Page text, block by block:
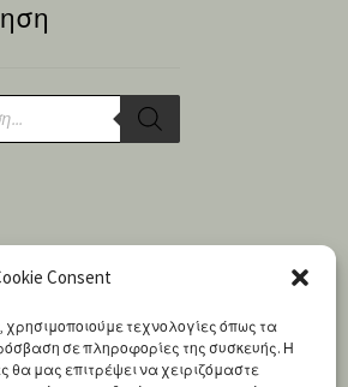
Consent
τεχνολογίες όπως τα
σε πληροφορίες της συσκευής. Η
θα μας επιτρέψει να χειριζόμαστε